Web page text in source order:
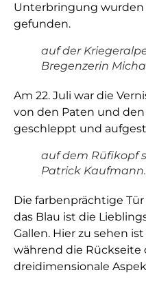
Unterbringung wurden
gefunden.
auf der
Bregenzerin
Am 22. Juli war die
von den Paten und
geschleppt und
auf dem Rüfikopf
Patrick Kaufmann.
Die farbenprächtige
das Blau ist die
Gallen. Hier zu sehen
während die Rückseite
dreidimensionale